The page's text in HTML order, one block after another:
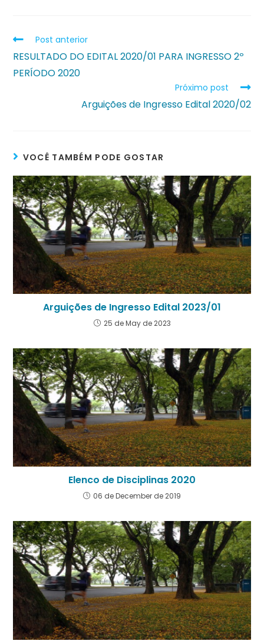
Post anterior
RESULTADO DO EDITAL 2020/01 PARA INGRESSO 2º
PERÍODO 2020
Próximo post
Arguições de Ingresso Edital 2020/02
VOCÊ TAMBÉM PODE GOSTAR
Arguições de Ingresso Edital 2023/01
25 de May de 2023
Elenco de Disciplinas 2020
06 de December de 2019